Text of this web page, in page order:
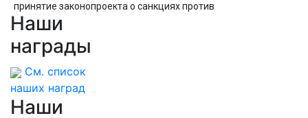
принятие законопроекта о санкциях против
РФ
Наши
награды
См. список
наших наград
Наши